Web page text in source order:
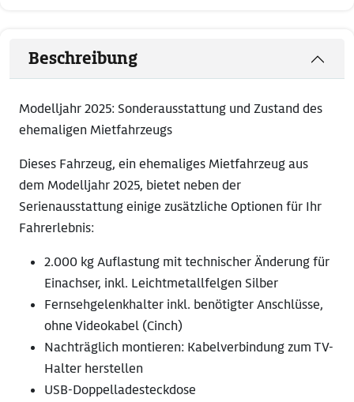
Beschreibung
Modelljahr 2025: Sonderausstattung und Zustand des
ehemaligen Mietfahrzeugs
Dieses Fahrzeug, ein ehemaliges Mietfahrzeug aus
dem Modelljahr 2025, bietet neben der
Serienausstattung einige zusätzliche Optionen für Ihr
Fahrerlebnis:
2.000 kg Auflastung mit technischer Änderung für
Einachser, inkl. Leichtmetallfelgen Silber
Fernsehgelenkhalter inkl. benötigter Anschlüsse,
ohne Videokabel (Cinch)
Nachträglich montieren: Kabelverbindung zum TV-
Halter herstellen
USB-Doppelladesteckdose